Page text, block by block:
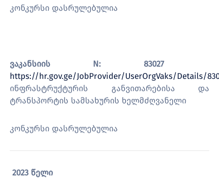
კონკურსი დასრულებულია
ვაკანსიის N: 83027
https://hr.gov.ge/JobProvider/UserOrgVaks/Details/
ინფრასტრუქტურის განვითარებისა და
ტრანსპორტის სამსახურის ხელმძღვანელი
კონკურსი დასრულებულია
2023 წელი